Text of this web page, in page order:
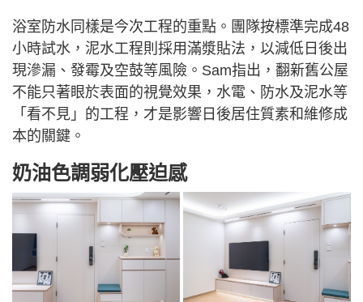
浴室防水同樣是今次工程的重點。團隊按標準完成48
小時試水，泥水工程則採用滿漿貼法，以減低日後出
現滲漏、發霉及空鼓等風險。Sam指出，翻新舊公屋
不能只著眼於表面的視覺效果，水電、防水及泥水等
「看不見」的工程，才是影響日後居住質素和維修成
本的關鍵。
奶油色調弱化壓迫感